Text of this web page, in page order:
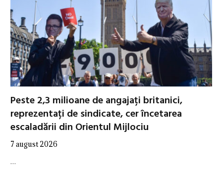
Peste 2,3 milioane de angajați britanici,
reprezentați de sindicate, cer încetarea
escaladării din Orientul Mijlociu
7 august 2026
…